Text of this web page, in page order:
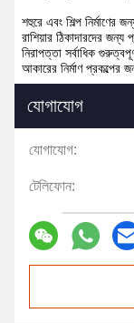
শহুরে এবং শিল্প নির্মাণের
রাশিয়ার ঠিকাদারদের
নিরাপত্তা সর্বাধিক
আকারের নির্মাণ প্রকল্পের
যোগাযোগ
যোগাযোগ:
টেলিফোন: